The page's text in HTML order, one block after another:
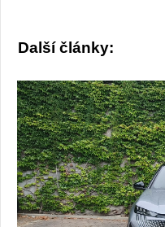
Další články: